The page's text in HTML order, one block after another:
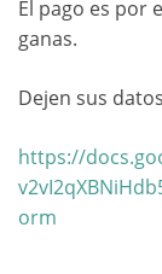
El pago es por
ganas.
Dejen sus
https://
orm